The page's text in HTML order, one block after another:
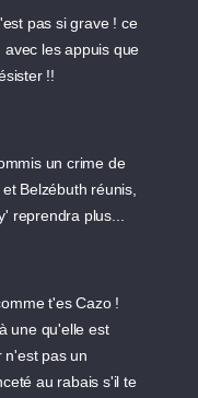
pas si grave ! ce
avec les appuis que
!!
un crime de
Belzébuth réunis,
reprendra plus...
t'es Cazo !
une qu'elle est
n'est pas un
au rabais s'il te